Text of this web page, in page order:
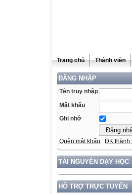
Trang chủ Thành viên
ĐĂNG NHẬP
Tên truy nhập
Mật khẩu
Ghi nhớ
Quên mật khẩu ĐK thành
TÀI NGUYÊN DẠY HỌC
HỖ TRỢ TRỰC TUYẾN